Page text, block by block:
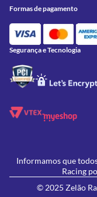
Utilidades
Feminino
Lançamentos
Política de
Política de
Contato
Oficina/Serviços
Formas de pagamento
Segurança e Tecnologia
Informamos que
Racing
© 2025 Zelão